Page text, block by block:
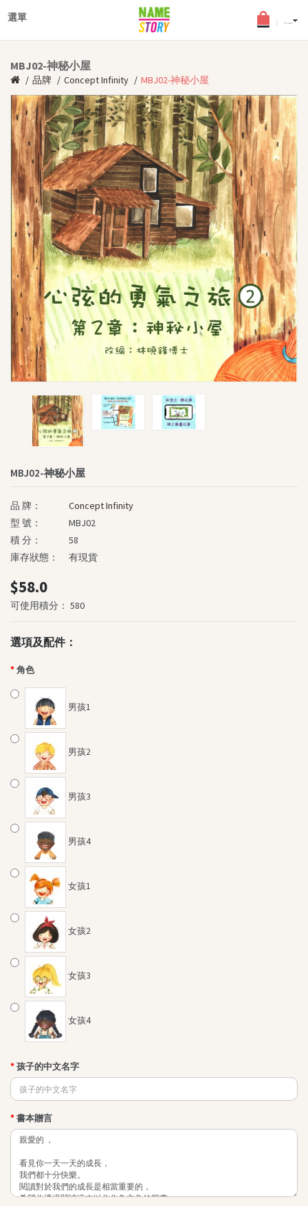
登入 English
搜查文章
個性化圖書
年齡分類
適合2-5歲幼兒
適合6-8歲兒童
適合9-12歲少年
中英文個性化圖書
《孩子的夢》角色扮演小舞
台
女兒故事系列
品德教育叢書
中文書籍
個性化圖書角
《我的勇氣之旅》系列
慈善圖書系列
深心媽媽故事系列
我的童話大冒險系列
生命教育叢書
智慧教育叢書
The Power Of Name
“Brave Out, Thumbelina!”
Fun and Friends
其他書籍及精品
QEF 我的香港故事系列
創夢啟航
PAMA(爸媽)攻略
其他精品
"Brave Out, Thumbelina!"精品
小王子精品系列
最新消息
選單 (0) - HKD$0.0
MBJ02-神秘小屋
品牌 Concept Infinity MBJ02-神秘小屋
MBJ02-神秘小屋
品 牌：
Concept Infinity
型 號：
MBJ02
積 分：
58
庫存狀態：
有現貨
$58.0
可使用積分： 580
選項及配件：
角色
男孩1
男孩2
男孩3
男孩4
女孩1
女孩2
女孩3
女孩4
孩子的中文名字
書本贈言